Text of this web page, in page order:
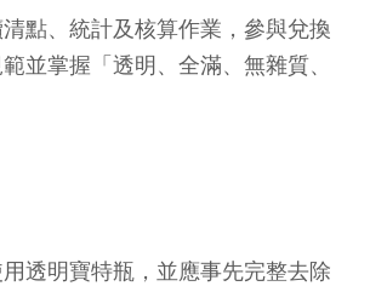
點、統計及核算作業，參與兌換
並掌握「透明、全滿、無雜質、
透明寶特瓶，並應事先完整去除